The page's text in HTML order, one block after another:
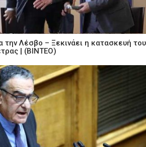
Λέσβο – Ξεκινάει η κατασκευή του
| (ΒΙΝΤΕΟ)